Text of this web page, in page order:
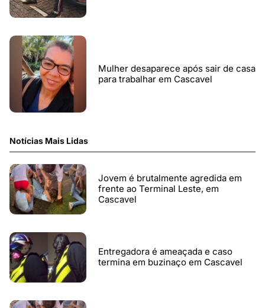
Mulher desaparece após sair de casa
para trabalhar em Cascavel
Notícias Mais Lidas
Jovem é brutalmente agredida em
frente ao Terminal Leste, em
Cascavel
Entregadora é ameaçada e caso
termina em buzinaço em Cascavel